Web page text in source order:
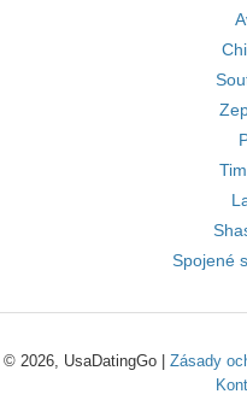
Spojené
© 2026, UsaDatingGo | Zásady